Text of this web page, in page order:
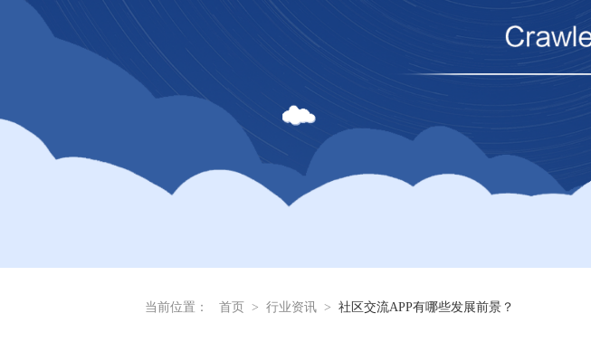
当前位置： 首页 > 行业资讯 > 社区交流APP有哪些发展前景？